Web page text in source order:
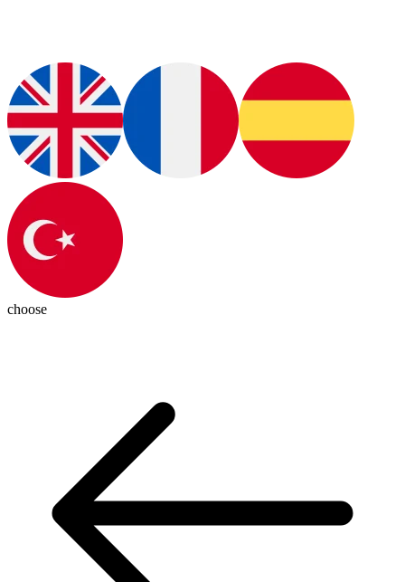
choose